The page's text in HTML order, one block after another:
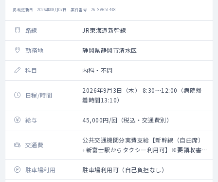
掲載更新日 : 2026年08月07日 案件番号 : 26-SV651438
路線 JR東海道新幹線
勤務地 静岡県静岡市清水区
科目 内科・不問
日程/時間
2026年9月3日（木） 8:30～12:00（病院帰
着時間13:10）
給与 45,000円/回（税込・交通費別）
交通費
公共交通機関分実費支給【新幹線（自由席）
+新富士駅からタクシー利用可】※要領収書・
上限20,000円（往復）
駐車場利用
駐車場利用可（自己負担なし）